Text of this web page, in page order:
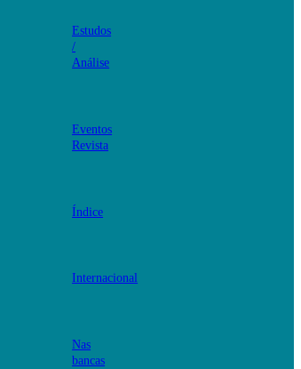
Estudos
/
Análise
Eventos
Revista
Índice
Internacional
Nas
bancas